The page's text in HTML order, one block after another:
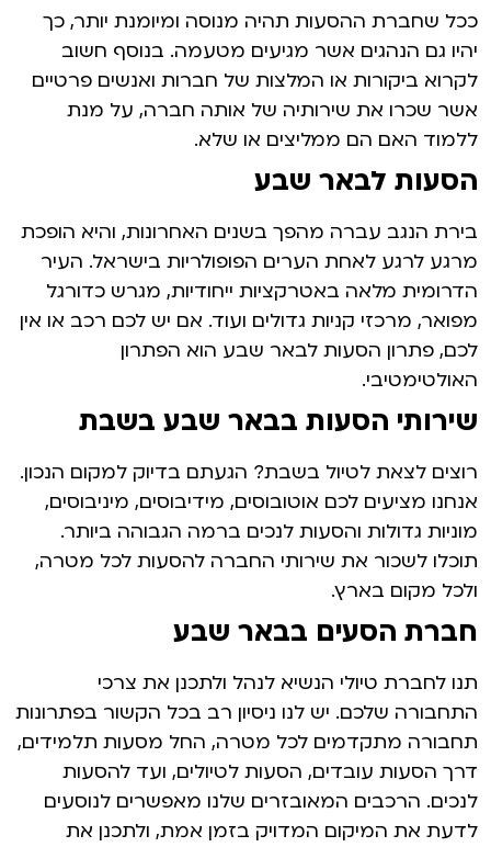
ככל שחברת ההסעות תהיה מנוסה ומיומנת יותר, כך
יהיו גם הנהגים אשר מגיעים מטעמה. בנוסף חשוב
לקרוא ביקורות או המלצות של חברות ואנשים פרטיים
אשר שכרו את שירותיה של אותה חברה, על מנת
ללמוד האם הם ממליצים או שלא.
הסעות לבאר שבע
בירת הנגב עברה מהפך בשנים האחרונות, והיא הופכת
מרגע לרגע לאחת הערים הפופולריות בישראל. העיר
הדרומית מלאה באטרקציות ייחודיות, מגרש כדורגל
מפואר, מרכזי קניות גדולים ועוד. אם יש לכם רכב או אין
לכם, פתרון הסעות לבאר שבע הוא הפתרון
האולטימטיבי.
שירותי הסעות בבאר שבע בשבת
רוצים לצאת לטיול בשבת? הגעתם בדיוק למקום הנכון.
אנחנו מציעים לכם אוטובוסים, מידיבוסים, מיניבוסים,
מוניות גדולות והסעות לנכים ברמה הגבוהה ביותר.
תוכלו לשכור את שירותי החברה להסעות לכל מטרה,
ולכל מקום בארץ.
חברת הסעים בבאר שבע
תנו לחברת טיולי הנשיא לנהל ולתכנן את צרכי
התחבורה שלכם. יש לנו ניסיון רב בכל הקשור בפתרונות
תחבורה מתקדמים לכל מטרה, החל מסעות תלמידים,
דרך הסעות עובדים, הסעות לטיולים, ועד להסעות
לנכים. הרכבים המאובזרים שלנו מאפשרים לנוסעים
לדעת את המיקום המדויק בזמן אמת, ולתכנן את